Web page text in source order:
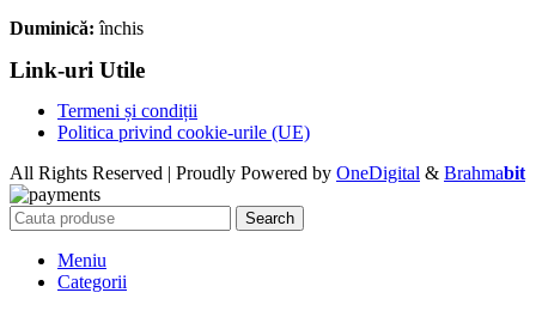
Duminică: închis
Link-uri Utile
Termeni și condiții
Politica privind cookie-urile (UE)
All Rights Reserved | Proudly Powered by OneDigital & Brahmabit
Search
Meniu
Categorii